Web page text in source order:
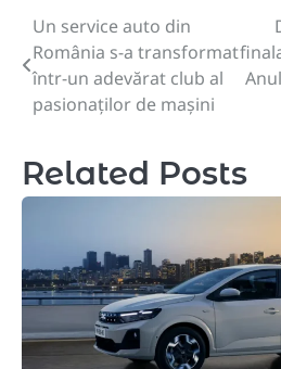
Post
navigation
Un service auto din
România s-a transformat
într-un adevărat club al
pasionaților de mașini
Related Posts